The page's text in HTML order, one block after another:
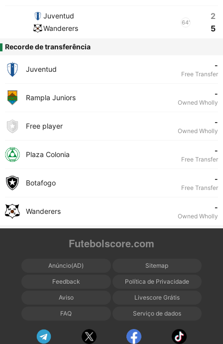
Juventud
Wanderers
64'
2
5
Recorde de transferência
Juventud -
Free Transfer
Rampla Juniors -
Owned Wholly
Free player -
Owned Wholly
Plaza Colonia -
Free Transfer
Botafogo -
Free Transfer
Wanderers -
Owned Wholly
Futebolscore.com
Anúncio(AD) Sitemap
Feedback Política de Privacidade
Aviso Livescore Grátis
FAQ Serviço de dados